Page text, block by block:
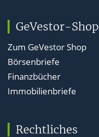
GeVestor-Shop
Zum GeVestor Shop
Börsenbriefe
Finanzbücher
Immobilienbriefe
Rechtliches